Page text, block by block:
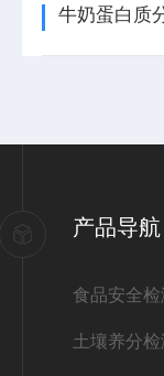
产品导航
食品安全检
土壤养分检